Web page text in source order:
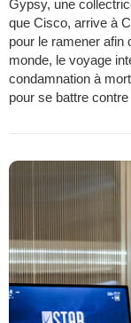
Gypsy, une
que Cisco, arrive à
pour le ramener afin
monde, le voyage
condamnation à
pour se battre